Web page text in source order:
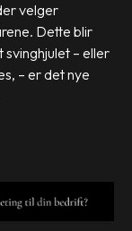
velger
Dette blir
– eller
– er det nye